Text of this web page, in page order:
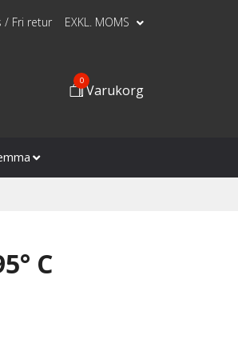
/ Fri retur EXKL. MOMS
0
Varukorg
C